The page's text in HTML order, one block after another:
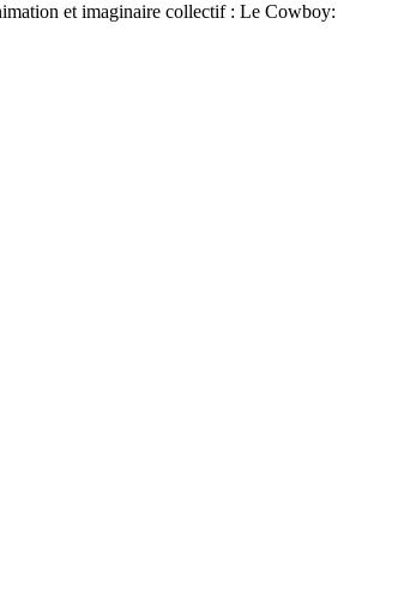
et imaginaire collectif : Le Cowboy: